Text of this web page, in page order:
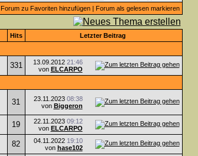
Forum zu Favoriten hinzufügen| Forum als gelesen markieren
Hits Letzter Beitrag
331 13.09.2012 21:46
von ELCARPO
31 23.11.2023 08:38
von Biggeron
19 22.11.2023 09:12
von ELCARPO
82 04.11.2022 19:10
von hase102